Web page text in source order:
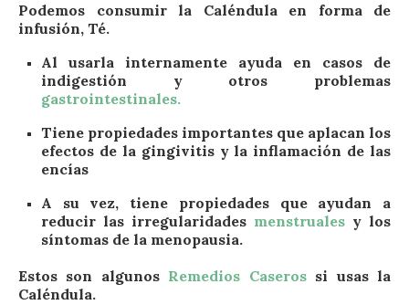
Podemos consumir la Caléndula en forma de
infusión, Té.
Al usarla internamente ayuda en casos de
indigestión y otros problemas
gastrointestinales.
Tiene propiedades importantes que aplacan los
efectos de la gingivitis y la inflamación de las
encías
A su vez, tiene propiedades que ayudan a
reducir las irregularidades menstruales y los
síntomas de la menopausia.
Estos son algunos Remedios Caseros si usas la
Caléndula.